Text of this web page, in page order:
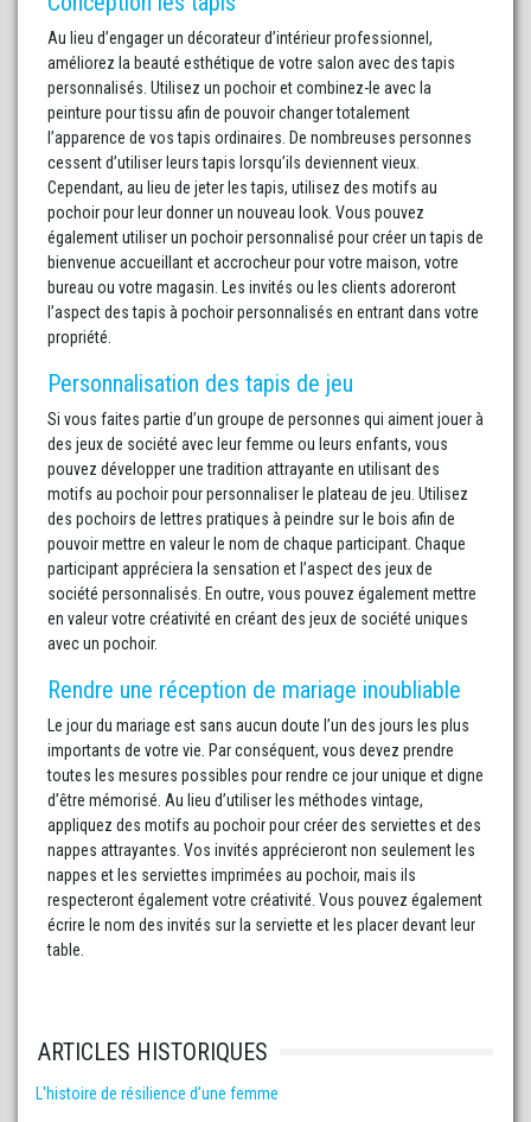
Au lieu d’engager un décorateur d’intérieur professionnel,
améliorez la beauté esthétique de votre salon avec des tapis
personnalisés. Utilisez un pochoir et combinez-le avec la
peinture pour tissu afin de pouvoir changer totalement
l’apparence de vos tapis ordinaires. De nombreuses personnes
cessent d’utiliser leurs tapis lorsqu’ils deviennent vieux.
Cependant, au lieu de jeter les tapis, utilisez des motifs au
pochoir pour leur donner un nouveau look. Vous pouvez
également utiliser un pochoir personnalisé pour créer un tapis de
bienvenue accueillant et accrocheur pour votre maison, votre
bureau ou votre magasin. Les invités ou les clients adoreront
l’aspect des tapis à pochoir personnalisés en entrant dans votre
propriété.
Personnalisation des tapis de jeu
Si vous faites partie d’un groupe de personnes qui aiment jouer à
des jeux de société avec leur femme ou leurs enfants, vous
pouvez développer une tradition attrayante en utilisant des
motifs au pochoir pour personnaliser le plateau de jeu. Utilisez
des pochoirs de lettres pratiques à peindre sur le bois afin de
pouvoir mettre en valeur le nom de chaque participant. Chaque
participant appréciera la sensation et l’aspect des jeux de
société personnalisés. En outre, vous pouvez également mettre
en valeur votre créativité en créant des jeux de société uniques
avec un pochoir.
Rendre une réception de mariage inoubliable
Le jour du mariage est sans aucun doute l’un des jours les plus
importants de votre vie. Par conséquent, vous devez prendre
toutes les mesures possibles pour rendre ce jour unique et digne
d’être mémorisé. Au lieu d’utiliser les méthodes vintage,
appliquez des motifs au pochoir pour créer des serviettes et des
nappes attrayantes. Vos invités apprécieront non seulement les
nappes et les serviettes imprimées au pochoir, mais ils
respecteront également votre créativité. Vous pouvez également
écrire le nom des invités sur la serviette et les placer devant leur
table.
ARTICLES HISTORIQUES
L'histoire de résilience d'une femme